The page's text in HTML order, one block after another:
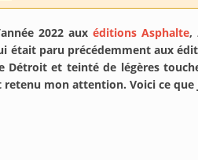
2022 auxéditions Asphalte,
était paru précédemment aux
Détroit et teinté de légères
retenu mon attention. Voici ce que